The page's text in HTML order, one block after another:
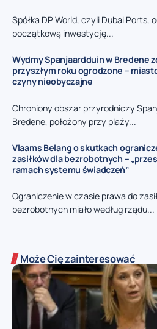
Spółka DP World, czyli Dubai Ports,
początkową inwestycję...
Wydmy Spanjaardduin w Bredene
przyszłym roku ogrodzone –
czyny nieobyczajne
Chroniony obszar przyrodniczy
Bredene, położony przy plaży...
Vlaams Belang o skutkach
zasiłków dla bezrobotnych –
ramach systemu świadczeń”
Ograniczenie w czasie prawa do
bezrobotnych miało według rządu...
Może Cię zainteresować